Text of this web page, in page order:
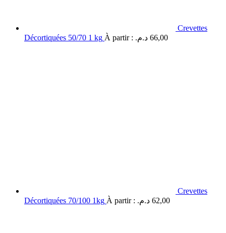
Crevettes
Décortiquées 50/70 1 kg À partir : 66,00 د.م.
Crevettes
Décortiquées 70/100 1kg À partir : 62,00 د.م.